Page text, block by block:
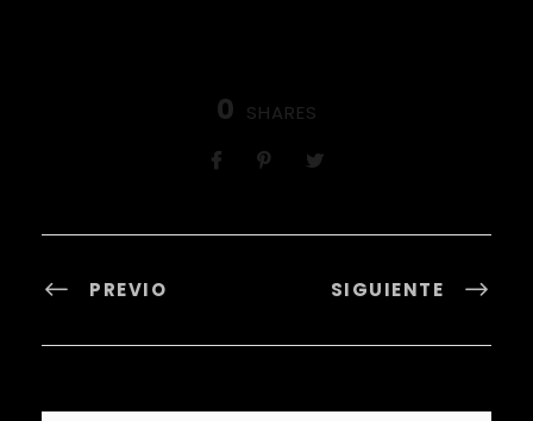
0 SHARES
PREVIO SIGUIENTE